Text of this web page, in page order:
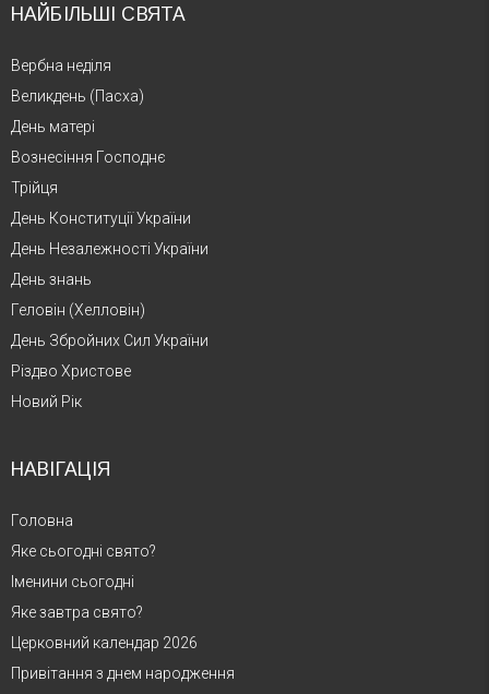
НАЙБІЛЬШІ СВЯТА
Вербна неділя
Великдень (Пасха)
День матері
Вознесіння Господнє
Трійця
День Конституції України
День Незалежності України
День знань
Геловін (Хелловін)
День Збройних Сил України
Різдво Христове
Новий Рік
НАВІГАЦІЯ
Головна
Яке сьогодні свято?
Іменини сьогодні
Яке завтра свято?
Церковний календар 2026
Привітання з днем народження